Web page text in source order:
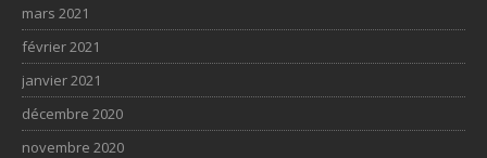
mars 2021
février 2021
janvier 2021
décembre 2020
novembre 2020